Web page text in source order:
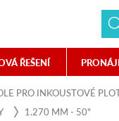
ŘEŠENÍ
PRO INKOUSTOVÉ
1.270 MM - 50"